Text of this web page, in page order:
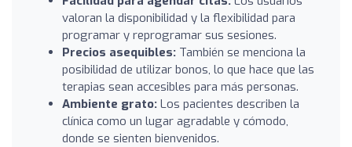
valoran la disponibilidad y la flexibilidad para
programar y reprogramar sus sesiones.
Precios asequibles: También se menciona la
posibilidad de utilizar bonos, lo que hace que las
terapias sean accesibles para más personas.
Ambiente grato: Los pacientes describen la
clínica como un lugar agradable y cómodo,
donde se sienten bienvenidos.